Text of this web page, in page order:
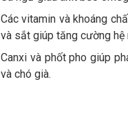
Các vitamin và khoáng
và sắt giúp tăng cường hệ
Canxi và phốt pho giúp
và chó già.